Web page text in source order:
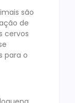
são
de
cervos
para o